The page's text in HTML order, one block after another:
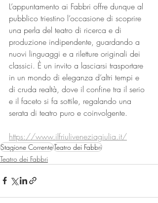
L’appuntamento ai Fabbri offre dunque al
pubblico triestino l’occasione di scoprire
una perla del teatro di ricerca e di
produzione indipendente, guardando a
nuovi linguaggi e a riletture originali dei
classici. È un invito a lasciarsi trasportare
in un mondo di eleganza d’altri tempi e
di cruda realtà, dove il confine tra il serio
e il faceto si fa sottile, regalando una
serata di teatro puro e coinvolgente.
https://www.ilfriuliveneziagiulia.it/
Stagione CorrenteTeatro dei Fabbri
Teatro dei Fabbri